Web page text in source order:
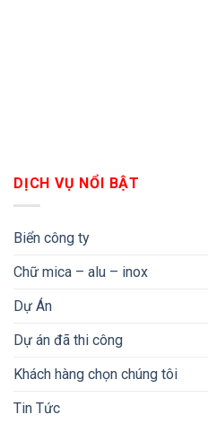
DỊCH VỤ NỔI BẬT
Biển công ty
Chữ mica – alu – inox
Dự Án
Dự án đã thi công
Khách hàng chọn chúng tôi
Tin Tức